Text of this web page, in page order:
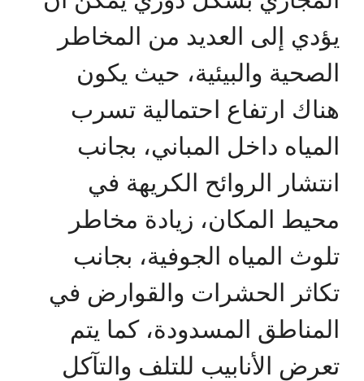
يؤدي إلى العديد من المخاطر
الصحية والبيئية، حيث يكون
هناك ارتفاع احتمالية تسرب
المياه داخل المباني، بجانب
انتشار الروائح الكريهة في
محيط المكان، زيادة مخاطر
تلوث المياه الجوفية، بجانب
تكاثر الحشرات والقوارض في
المناطق المسدودة، كما يتم
تعرض الأنابيب للتلف والتآكل